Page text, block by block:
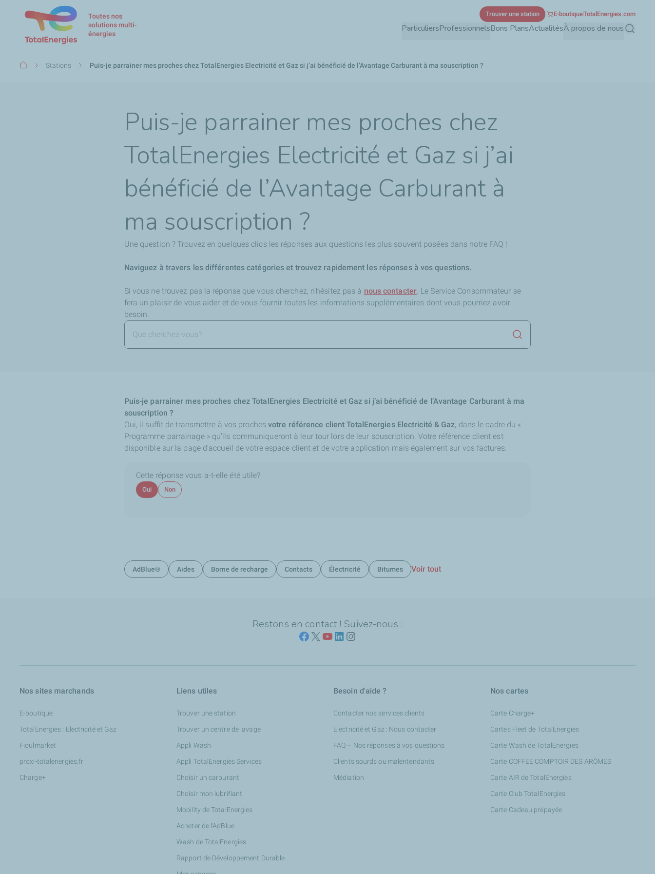
Toutes nos
solutions multi-
énergies
ParticuliersProfessionnelsBons PlansActualitésÀ propos de nous
Trouver une station E-boutiqueTotalEnergies.com
Fil
Stations Puis-je parrainer mes proches chez TotalEnergies Electricité et Gaz si j’ai bénéficié de l’Avantage Carburant à ma souscription ?
Puis-je parrainer mes proches chez
TotalEnergies Electricité et Gaz si j’ai
bénéficié de l’Avantage Carburant à
ma souscription ?
Une question ? Trouvez en quelques clics les réponses aux questions les plus souvent posées dans notre FAQ !
Naviguez à travers les différentes catégories et trouvez rapidement les réponses à vos questions.
Si vous ne trouvez pas la réponse que vous cherchez, n'hésitez pas à nous contacter. Le Service Consommateur se
fera un plaisir de vous aider et de vous fournir toutes les informations supplémentaires dont vous pourriez avoir
besoin.
Lancer la recherche
Puis-je parrainer mes proches chez TotalEnergies Electricité et Gaz si j’ai bénéficié de l’Avantage Carburant à ma
souscription ?
Oui, il suffit de transmettre à vos proches votre référence client TotalEnergies Electricité & Gaz, dans le cadre du «
Programme parrainage » qu’ils communiqueront à leur tour lors de leur souscription. Votre référence client est
disponible sur la page d’accueil de votre espace client et de votre application mais également sur vos factures.
Cette réponse vous a-t-elle été utile?
Oui Non
AdBlue® Aides Borne de recharge Contacts Électricité Bitumes Voir tout
Restons en contact ! Suivez-nous :
Nos sites marchands
E-boutique
TotalEnergies : Electricité et Gaz
Fioulmarket
proxi-totalenergies.fr
Charge+
Liens utiles
Trouver une station
Trouver un centre de lavage
Appli Wash
Appli TotalEnergies Services
Choisir un carburant
Choisir mon lubrifiant
Mobility de TotalEnergies
Acheter de l'AdBlue
Wash de TotalEnergies
Rapport de Développement Durable
Besoin d'aide ?
Contacter nos services clients
Electricité et Gaz : Nous contacter
FAQ – Nos réponses à vos questions
Clients sourds ou malentendants
Médiation
Nos cartes
Carte Charge+
Cartes Fleet de TotalEnergies
Carte Wash de TotalEnergies
Carte COFFEE COMPTOIR DES ARÔMES
Carte AIR de TotalEnergies
Carte Club TotalEnergies
Carte Cadeau prépayée